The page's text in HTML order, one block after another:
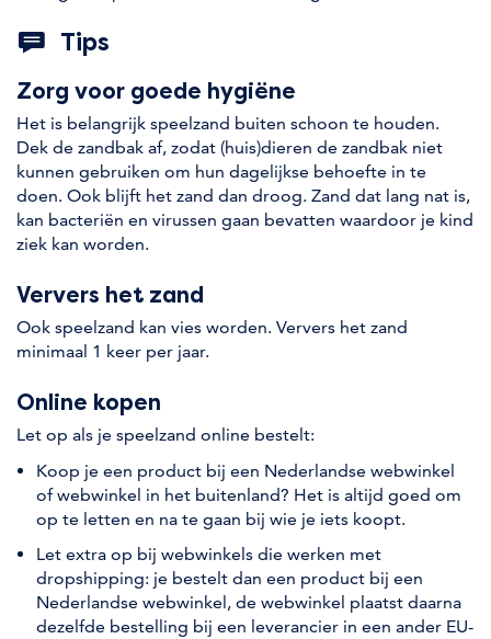
Tips
Zorg voor goede hygiëne
Het is belangrijk speelzand buiten schoon te houden.
Dek de zandbak af, zodat (huis)dieren de zandbak niet
kunnen gebruiken om hun dagelijkse behoefte in te
doen. Ook blijft het zand dan droog. Zand dat lang nat is,
kan bacteriën en virussen gaan bevatten waardoor je kind
ziek kan worden.
Ververs het zand
Ook speelzand kan vies worden. Ververs het zand
minimaal 1 keer per jaar.
Online kopen
Let op als je speelzand online bestelt:
Koop je een product bij een Nederlandse webwinkel
of webwinkel in het buitenland? Het is altijd goed om
op te letten en na te gaan bij wie je iets koopt.
Let extra op bij webwinkels die werken met
dropshipping: je bestelt dan een product bij een
Nederlandse webwinkel, de webwinkel plaatst daarna
dezelfde bestelling bij een leverancier in een ander EU-